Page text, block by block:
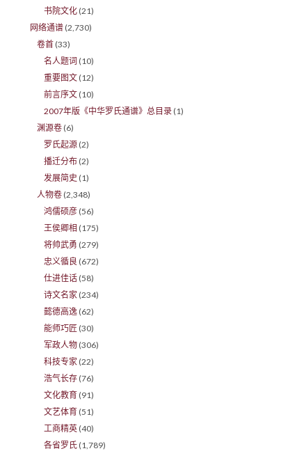
书院文化 (21)
网络通谱 (2,730)
卷首 (33)
名人题词 (10)
重要图文 (12)
前言序文 (10)
2007年版《中华罗氏通谱》总目录 (1)
渊源卷 (6)
罗氏起源 (2)
播迁分布 (2)
发展简史 (1)
人物卷 (2,348)
鸿儒硕彦 (56)
王侯卿相 (175)
将帅武勇 (279)
忠义循良 (672)
仕进佳话 (58)
诗文名家 (234)
懿德高逸 (62)
能师巧匠 (30)
军政人物 (306)
科技专家 (22)
浩气长存 (76)
文化教育 (91)
文艺体育 (51)
工商精英 (40)
各省罗氏 (1,789)